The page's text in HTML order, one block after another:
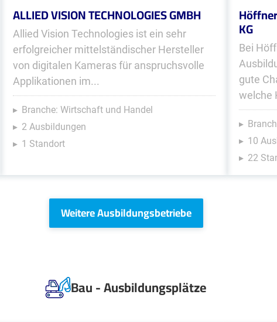
ALLIED VISION TECHNOLOGIES GMBH
Allied Vision Technologies ist ein sehr
erfolgreicher mittelständischer Hersteller
von digitalen Kameras für anspruchsvolle
Applikationen im...
Branche: Wirtschaft und Handel
2 Ausbildungen
1 Standort
KG
Bei
gute
welche
10
22
Weitere Ausbildungsbetriebe
Bau - Ausbildungsplätze